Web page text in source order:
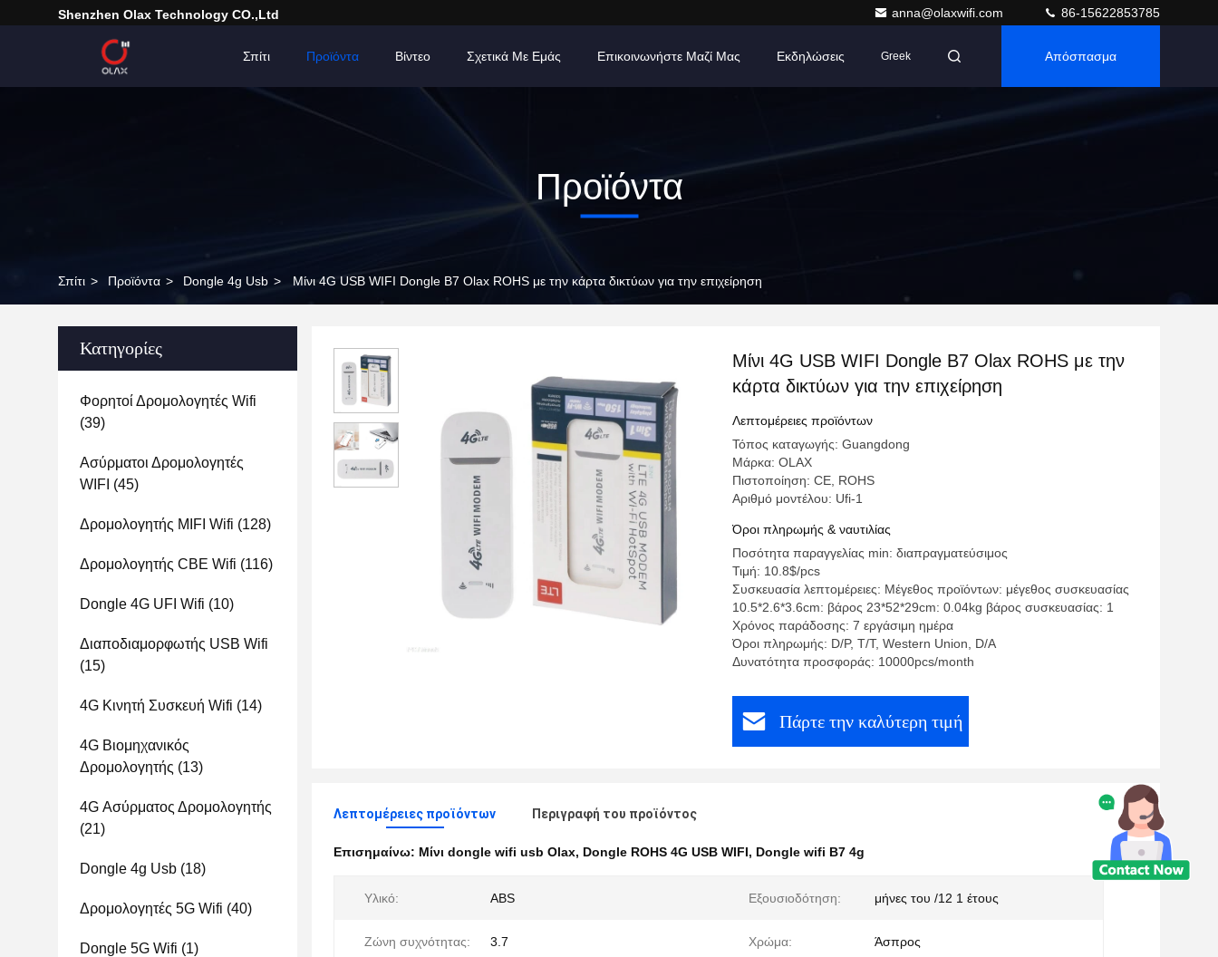
Shenzhen Olax Technology CO.,Ltd anna@olaxwifi.com 86-15622853785
Σπίτι Προϊόντα Βίντεο Σχετικά Με Εμάς Επικοινωνήστε Μαζί Μας Εκδηλώσεις Greek Απόσπασμα
Προϊόντα
Σπίτι > Προϊόντα > Dongle 4g Usb > Μίνι 4G USB WIFI Dongle B7 Olax ROHS με την κάρτα δικτύων για την επιχείρηση
Κατηγορίες
Φορητοί Δρομολογητές Wifi
(39)
Ασύρματοι Δρομολογητές
WIFI (45)
Δρομολογητής MIFI Wifi (128)
Δρομολογητής CBE Wifi (116)
Dongle 4G UFI Wifi (10)
Διαποδιαμορφωτής USB Wifi
(15)
4G Κινητή Συσκευή Wifi (14)
4G Βιομηχανικός
Δρομολογητής (13)
4G Ασύρματος Δρομολογητής
(21)
Dongle 4g Usb (18)
Δρομολογητές 5G Wifi (40)
Dongle 5G Wifi (1)
Μίνι 4G USB WIFI Dongle B7 Olax ROHS με την
κάρτα δικτύων για την επιχείρηση
Λεπτομέρειες προϊόντων
Τόπος καταγωγής: Guangdong
Μάρκα: OLAX
Πιστοποίηση: CE, ROHS
Αριθμό μοντέλου: Ufi-1
Όροι πληρωμής & ναυτιλίας
Ποσότητα παραγγελίας min: διαπραγματεύσιμος
Τιμή: 10.8$/pcs
Συσκευασία λεπτομέρειες: Μέγεθος προϊόντων: μέγεθος συσκευασίας
10.5*2.6*3.6cm: βάρος 23*52*29cm: 0.04kg βάρος συσκευασίας: 1
Χρόνος παράδοσης: 7 εργάσιμη ημέρα
Όροι πληρωμής: D/P, T/T, Western Union, D/A
Δυνατότητα προσφοράς: 10000pcs/month
Πάρτε την καλύτερη τιμή
Λεπτομέρειες προϊόντων Περιγραφή του προϊόντος
Επισημαίνω: Μίνι dongle wifi usb Olax, Dongle ROHS 4G USB WIFI, Dongle wifi B7 4g
Υλικό: ABS Εξουσιοδότηση: μήνες του /12 1 έτους
Ζώνη συχνότητας: 3.7 Χρώμα: Άσπρος